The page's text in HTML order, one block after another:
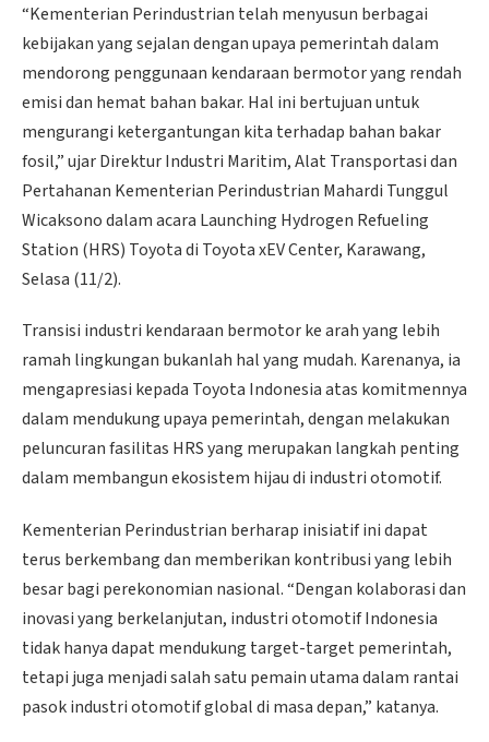
“Kementerian Perindustrian telah menyusun berbagai
kebijakan yang sejalan dengan upaya pemerintah dalam
mendorong penggunaan kendaraan bermotor yang rendah
emisi dan hemat bahan bakar. Hal ini bertujuan untuk
mengurangi ketergantungan kita terhadap bahan bakar
fosil,” ujar Direktur Industri Maritim, Alat Transportasi dan
Pertahanan Kementerian Perindustrian Mahardi Tunggul
Wicaksono dalam acara Launching Hydrogen Refueling
Station (HRS) Toyota di Toyota xEV Center, Karawang,
Selasa (11/2).
Transisi industri kendaraan bermotor ke arah yang lebih
ramah lingkungan bukanlah hal yang mudah. Karenanya, ia
mengapresiasi kepada Toyota Indonesia atas komitmennya
dalam mendukung upaya pemerintah, dengan melakukan
peluncuran fasilitas HRS yang merupakan langkah penting
dalam membangun ekosistem hijau di industri otomotif.
Kementerian Perindustrian berharap inisiatif ini dapat
terus berkembang dan memberikan kontribusi yang lebih
besar bagi perekonomian nasional. “Dengan kolaborasi dan
inovasi yang berkelanjutan, industri otomotif Indonesia
tidak hanya dapat mendukung target-target pemerintah,
tetapi juga menjadi salah satu pemain utama dalam rantai
pasok industri otomotif global di masa depan,” katanya.